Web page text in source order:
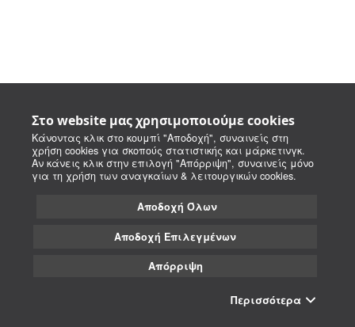
Στο website μας χρησιμοποιούμε cookies
Κάνοντας κλικ στο κουμπί "Αποδοχή", συναινείς στη
χρήση cookies για σκοπούς στατιστικής και μάρκετινγκ.
Αν κάνεις κλικ στην επιλογή "Απόρριψη", συναινείς μόνο
για τη χρήση των αναγκαίων & λειτουργικών cookies.
Αποδοχή Όλων
Αποδοχή Επιλεγμένων
Απόρριψη
Περισσότερα